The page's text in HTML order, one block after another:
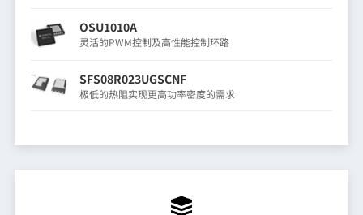
OSU1010A
灵活的PWM控制及高性能控制环路
SFS08R023UGSCNF
极低的热阻实现更高功率密度的需求